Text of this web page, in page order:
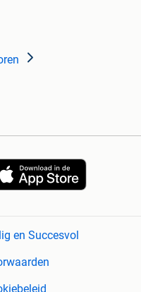
en Succesvol